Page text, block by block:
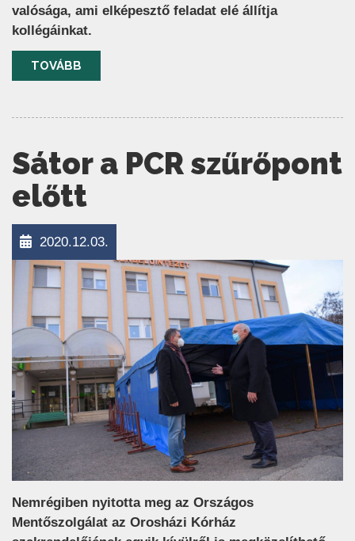
valósága, ami elképesztő feladat elé állítja
kollégáinkat.
TOVÁBB
Sátor a PCR szűrőpont
előtt
2020.12.03.
Nemrégiben nyitotta meg az Országos
Mentőszolgálat az Orosházi Kórház